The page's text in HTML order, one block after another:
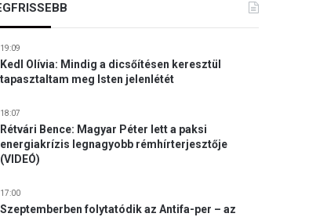
19:09
Kedl Olívia: Mindig a dicsőítésen keresztül
tapasztaltam meg Isten jelenlétét
18:07
Rétvári Bence: Magyar Péter lett a paksi
energiakrízis legnagyobb rémhírterjesztője
(VIDEÓ)
17:00
Szeptemberben folytatódik az Antifa-per – az